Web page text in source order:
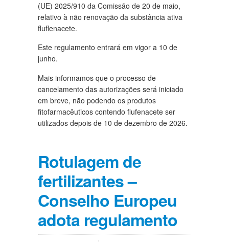
(UE) 2025/910 da Comissão de 20 de maio,
relativo à não renovação da substância ativa
fluflenacete.
Este regulamento entrará em vigor a 10 de
junho.
Mais informamos que o processo de
cancelamento das autorizações será iniciado
em breve, não podendo os produtos
fitofarmacêuticos contendo flufenacete ser
utilizados depois de 10 de dezembro de 2026.
Rotulagem de
fertilizantes –
Conselho Europeu
adota regulamento